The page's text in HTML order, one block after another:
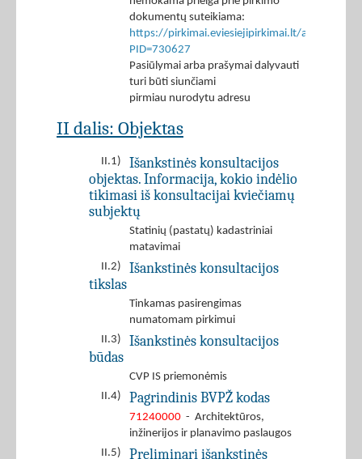
dokumentų suteikiama:
https://pirkimai.eviesiejipirkimai.lt/app/rfq/
PID=730627
Pasiūlymai arba prašymai dalyvauti
turi būti siunčiami
pirmiau nurodytu adresu
II dalis: Objektas
II.1)
Išankstinės konsultacijos
objektas. Informacija, kokio indėlio
tikimasi iš konsultacijai kviečiamų
subjektų
Statinių (pastatų) kadastriniai
matavimai
II.2)
Išankstinės konsultacijos
tikslas
Tinkamas pasirengimas
numatomam pirkimui
II.3)
Išankstinės konsultacijos
būdas
CVP IS priemonėmis
II.4)
Pagrindinis BVPŽ kodas
71240000 - Architektūros,
inžinerijos ir planavimo paslaugos
II.5)
Preliminari išankstinės